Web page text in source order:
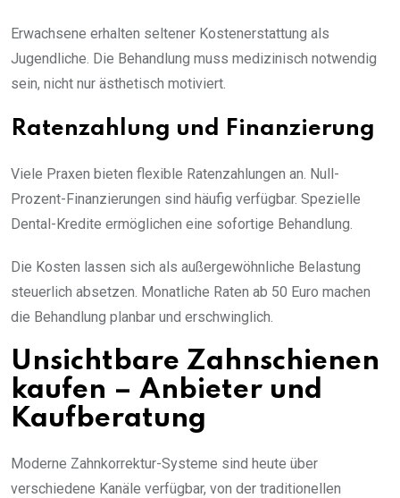
Erwachsene erhalten seltener Kostenerstattung als
Jugendliche. Die Behandlung muss medizinisch notwendig
sein, nicht nur ästhetisch motiviert.
Ratenzahlung und Finanzierung
Viele Praxen bieten flexible Ratenzahlungen an. Null-
Prozent-Finanzierungen sind häufig verfügbar. Spezielle
Dental-Kredite ermöglichen eine sofortige Behandlung.
Die Kosten lassen sich als außergewöhnliche Belastung
steuerlich absetzen. Monatliche Raten ab 50 Euro machen
die Behandlung planbar und erschwinglich.
Unsichtbare Zahnschienen
kaufen – Anbieter und
Kaufberatung
Moderne Zahnkorrektur-Systeme sind heute über
verschiedene Kanäle verfügbar, von der traditionellen